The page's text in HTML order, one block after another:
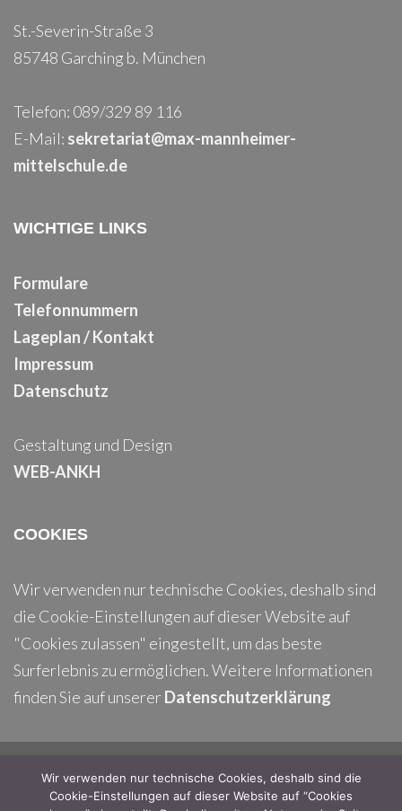
St.-Severin-Straße 3
85748 Garching b. München
Telefon: 089/329 89 116
E-Mail: sekretariat@max-mannheimer-
mittelschule.de
WICHTIGE LINKS
Formulare
Telefonnummern
Lageplan / Kontakt
Impressum
Datenschutz
Gestaltung und Design
WEB-ANKH
COOKIES
Wir verwenden nur technische Cookies, deshalb sind
die Cookie-Einstellungen auf dieser Website auf
"Cookies zulassen" eingestellt, um das beste
Surferlebnis zu ermöglichen. Weitere Informationen
finden Sie auf unserer Datenschutzerklärung
Footer
Top Home
Wir verwenden nur technische Cookies, deshalb sind die
Cookie-Einstellungen auf dieser Website auf “Cookies